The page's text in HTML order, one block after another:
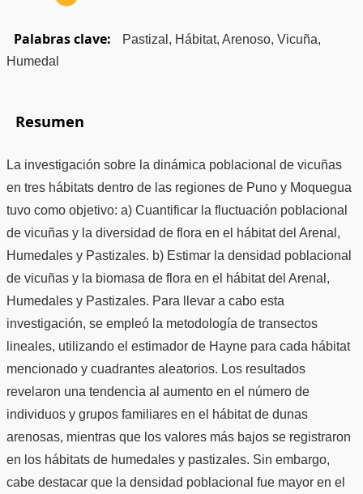
Palabras clave:
Pastizal, Hábitat, Arenoso, Vicuña,
Humedal
Resumen
La investigación sobre la dinámica poblacional de vicuñas
en tres hábitats dentro de las regiones de Puno y Moquegua
tuvo como objetivo: a) Cuantificar la fluctuación poblacional
de vicuñas y la diversidad de flora en el hábitat del Arenal,
Humedales y Pastizales. b) Estimar la densidad poblacional
de vicuñas y la biomasa de flora en el hábitat del Arenal,
Humedales y Pastizales. Para llevar a cabo esta
investigación, se empleó la metodología de transectos
lineales, utilizando el estimador de Hayne para cada hábitat
mencionado y cuadrantes aleatorios. Los resultados
revelaron una tendencia al aumento en el número de
individuos y grupos familiares en el hábitat de dunas
arenosas, mientras que los valores más bajos se registraron
en los hábitats de humedales y pastizales. Sin embargo,
cabe destacar que la densidad poblacional fue mayor en el